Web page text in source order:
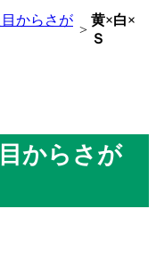
からさが
>
黄×白×
Ｓ
からさが